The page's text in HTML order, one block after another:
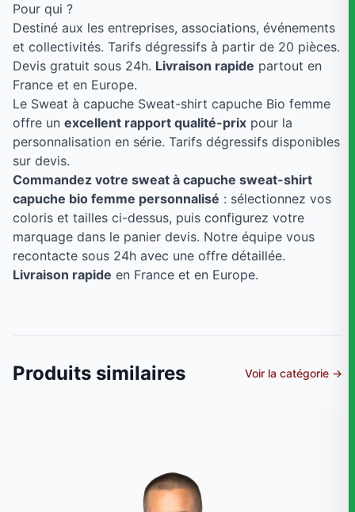
Pour qui ?
Destiné aux les entreprises, associations, événements
et collectivités. Tarifs dégressifs à partir de 20 pièces.
Devis gratuit sous 24h. Livraison rapide partout en
France et en Europe.
Le Sweat à capuche Sweat-shirt capuche Bio femme
offre un excellent rapport qualité-prix pour la
personnalisation en série. Tarifs dégressifs disponibles
sur devis.
Commandez votre sweat à capuche sweat-shirt
capuche bio femme personnalisé : sélectionnez vos
coloris et tailles ci-dessus, puis configurez votre
marquage dans le panier devis. Notre équipe vous
recontacte sous 24h avec une offre détaillée.
Livraison rapide en France et en Europe.
Produits similaires Voir la catégorie →